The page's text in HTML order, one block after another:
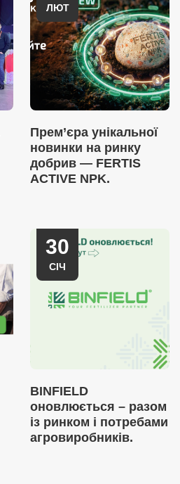
ЛЮТ
Прем’єра унікальної
новинки на ринку
добрив — FERTIS
ACTIVE NPK.
30
СІЧ
BINFIELD
оновлюється – разом
із ринком і потребами
агровиробників.